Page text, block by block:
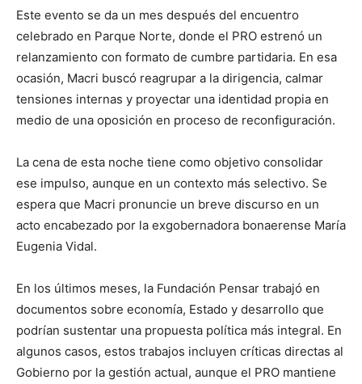
Este evento se da un mes después del encuentro
celebrado en Parque Norte, donde el PRO estrenó un
relanzamiento con formato de cumbre partidaria. En esa
ocasión, Macri buscó reagrupar a la dirigencia, calmar
tensiones internas y proyectar una identidad propia en
medio de una oposición en proceso de reconfiguración.
La cena de esta noche tiene como objetivo consolidar
ese impulso, aunque en un contexto más selectivo. Se
espera que Macri pronuncie un breve discurso en un
acto encabezado por la exgobernadora bonaerense María
Eugenia Vidal.
En los últimos meses, la Fundación Pensar trabajó en
documentos sobre economía, Estado y desarrollo que
podrían sustentar una propuesta política más integral. En
algunos casos, estos trabajos incluyen críticas directas al
Gobierno por la gestión actual, aunque el PRO mantiene